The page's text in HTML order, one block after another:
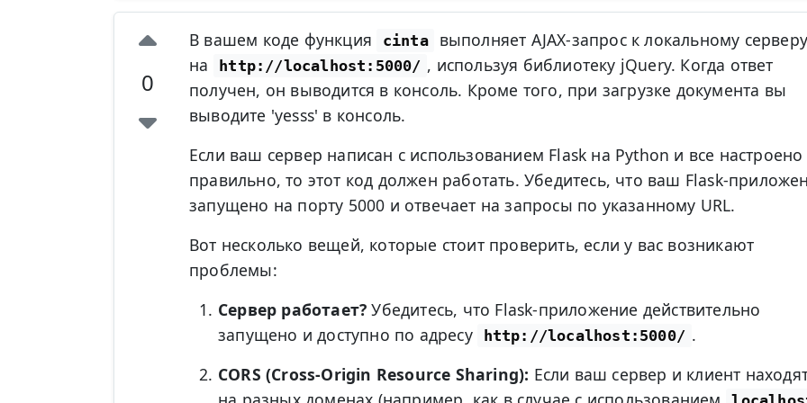
0
В вашем коде функция cinta
выполняет AJAX-запрос к локальному серверу
на
http://localhost:5000/ , используя библиотеку jQuery. Когда ответ
получен, он выводится в консоль. Кроме того, при загрузке документа вы
выводите 'yesss' в консоль.
Если ваш сервер написан с использованием Flask на Python и все настроено
правильно, то этот код должен работать. Убедитесь, что ваш Flask-
запущено на порту 5000 и отвечает на запросы по указанному URL.
Вот несколько вещей, которые стоит проверить, если у вас возникают
проблемы:
Сервер работает? Убедитесь, что Flask-приложение действительно
запущено и доступно по адресу
http://localhost:5000/ .
CORS (Cross-Origin Resource Sharing): Если ваш сервер и клиент